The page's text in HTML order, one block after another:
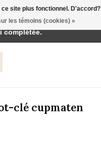
clé cupmaten
site plus fonctionnel. D'accord?
les témoins (cookies) »
Toute commande passée
complétée.